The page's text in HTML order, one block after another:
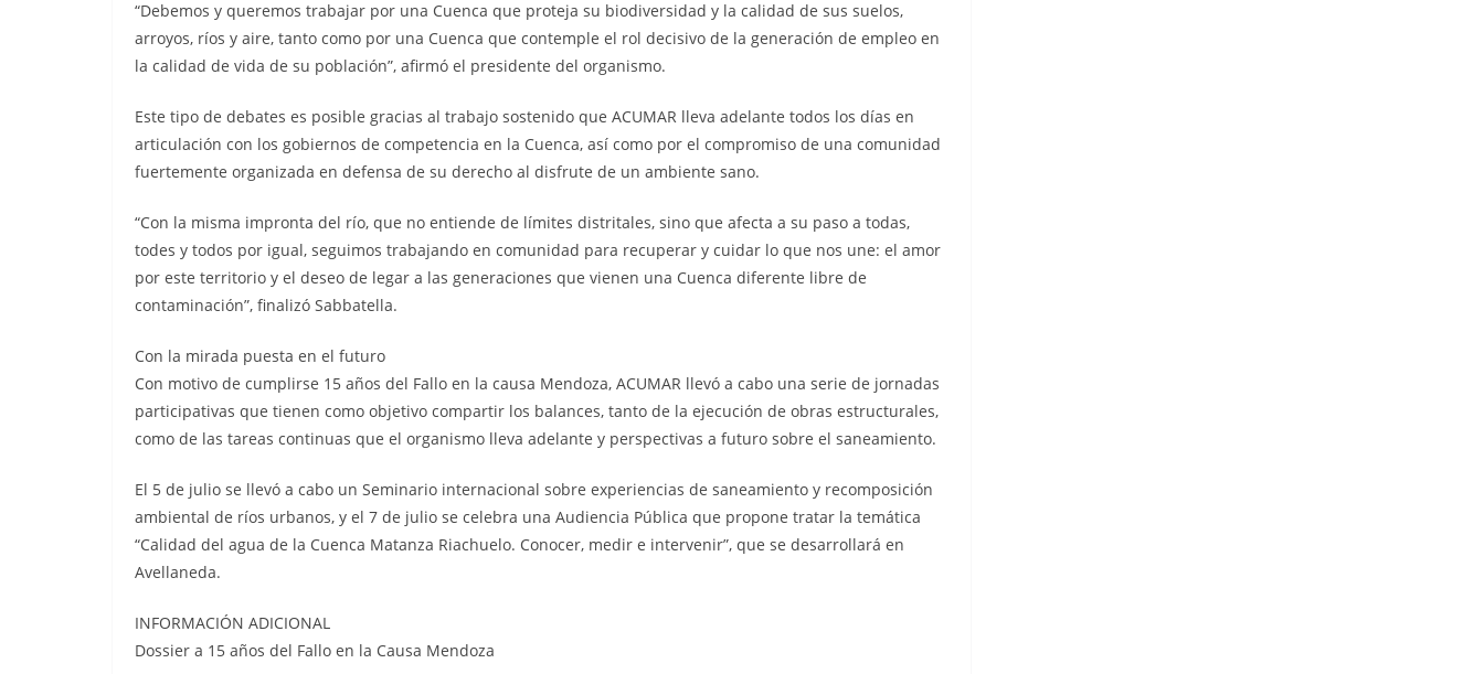
“Debemos y queremos trabajar por una Cuenca que proteja su biodiversidad y la calidad de sus suelos,
arroyos, ríos y aire, tanto como por una Cuenca que contemple el rol decisivo de la generación de empleo en
la calidad de vida de su población”, afirmó el presidente del organismo.
Este tipo de debates es posible gracias al trabajo sostenido que ACUMAR lleva adelante todos los días en
articulación con los gobiernos de competencia en la Cuenca, así como por el compromiso de una comunidad
fuertemente organizada en defensa de su derecho al disfrute de un ambiente sano.
“Con la misma impronta del río, que no entiende de límites distritales, sino que afecta a su paso a todas,
todes y todos por igual, seguimos trabajando en comunidad para recuperar y cuidar lo que nos une: el amor
por este territorio y el deseo de legar a las generaciones que vienen una Cuenca diferente libre de
contaminación”, finalizó Sabbatella.
Con la mirada puesta en el futuro
Con motivo de cumplirse 15 años del Fallo en la causa Mendoza, ACUMAR llevó a cabo una serie de jornadas
participativas que tienen como objetivo compartir los balances, tanto de la ejecución de obras estructurales,
como de las tareas continuas que el organismo lleva adelante y perspectivas a futuro sobre el saneamiento.
El 5 de julio se llevó a cabo un Seminario internacional sobre experiencias de saneamiento y recomposición
ambiental de ríos urbanos, y el 7 de julio se celebra una Audiencia Pública que propone tratar la temática
“Calidad del agua de la Cuenca Matanza Riachuelo. Conocer, medir e intervenir”, que se desarrollará en
Avellaneda.
INFORMACIÓN ADICIONAL
Dossier a 15 años del Fallo en la Causa Mendoza